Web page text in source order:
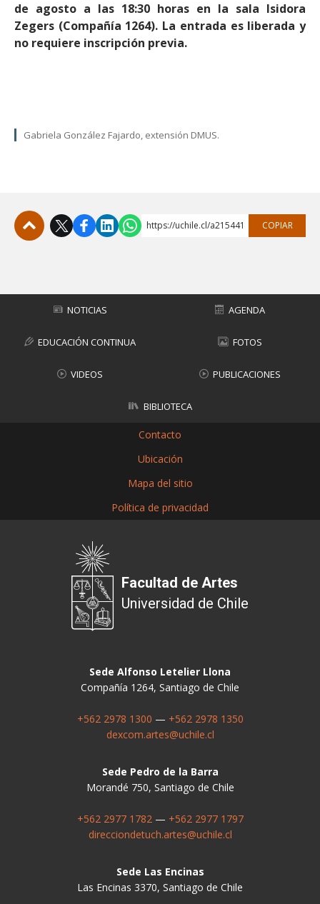
de agosto a las 18:30 horas en la sala Isidora
Zegers (Compañía 1264). La entrada es liberada y
no requiere inscripción previa.
Gabriela González Fajardo, extensión DMUS.
https://uchile.cl/a215441 COPIAR
NOTICIAS AGENDA
EDUCACIÓN CONTINUA FOTOS
VIDEOS PUBLICACIONES
BIBLIOTECA
Contacto
Ubicación
Mapa del sitio
Política de privacidad
Facultad de Artes
Universidad de Chile
Sede Alfonso Letelier Llona
Compañía 1264, Santiago de Chile
+562 2978 1300 — +562 2978 1350
dexcom.artes@uchile.cl
Sede Pedro de la Barra
Morandé 750, Santiago de Chile
+562 2977 1782— +562 2977 1797
direcciondetuch.artes@uchile.cl
Sede Las Encinas
Las Encinas 3370, Santiago de Chile